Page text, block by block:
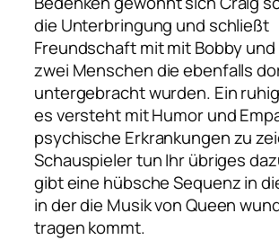
die Unterbringung und schließt
Freundschaft mit mit Bobby und
zwei Menschen die ebenfalls
untergebracht wurden. Ein
es versteht mit Humor und
psychische Erkrankungen zu
Schauspieler tun Ihr übriges
gibt eine hübsche Sequenz in
in der die Musik von Queen
tragen kommt.